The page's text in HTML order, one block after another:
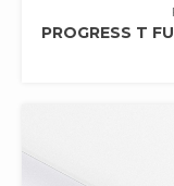
PROGRESS T